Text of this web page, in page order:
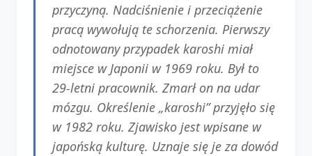
przyczyną. Nadciśnienie i przeciążenie
pracą wywołują te schorzenia. Pierwszy
odnotowany przypadek karoshi miał
miejsce w Japonii w 1969 roku. Był to
29-letni pracownik. Zmarł on na udar
mózgu. Określenie „karoshi” przyjęło się
w 1982 roku. Zjawisko jest wpisane w
japońską kulturę. Uznaje się je za dowód